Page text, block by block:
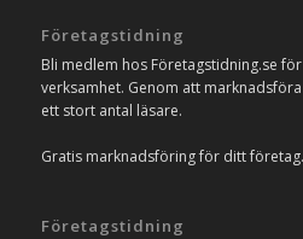
Företagstidning
Bli medlem hos Företagstidning.se
verksamhet. Genom att
ett stort antal läsare.
Gratis marknadsföring för ditt företag.
Företagstidning